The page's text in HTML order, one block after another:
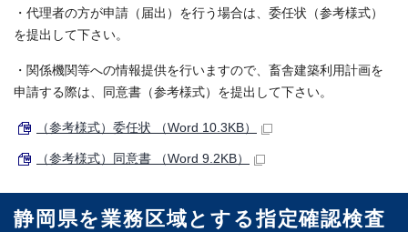
・代理者の方が申請（届出）を行う場合は、委任状（参考様式）
を提出して下さい。
・関係機関等への情報提供を行いますので、畜舎建築利用計画を
申請する際は、同意書（参考様式）を提出して下さい。
（参考様式）委任状 （Word 10.3KB）
（参考様式）同意書 （Word 9.2KB）
静岡県を業務区域とする指定確認検査